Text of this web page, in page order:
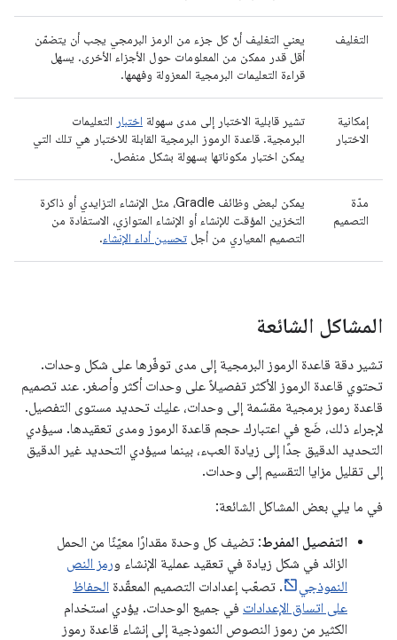
التغليف
يعني التغليف أنّ كل جزء من الرمز البرمجي يجب أن يتضمّن
أقل قدر ممكن من المعلومات حول الأجزاء الأخرى. يسهل
قراءة التعليمات البرمجية المعزولة وفهمها.
إمكانية
الاختبار
تشير قابلية الاختبار إلى مدى سهولة اختبار التعليمات
البرمجية. قاعدة الرموز البرمجية القابلة للاختبار هي تلك التي
يمكن اختبار مكوناتها بسهولة بشكل منفصل.
مدّة
التصميم
يمكن لبعض وظائف Gradle، مثل الإنشاء التزايدي أو ذاكرة
التخزين المؤقت للإنشاء أو الإنشاء المتوازي، الاستفادة من
التصميم المعياري من أجل تحسين أداء الإنشاء.
المشاكل الشائعة
تشير دقة قاعدة الرموز البرمجية إلى مدى توفّرها على شكل وحدات.
تحتوي قاعدة الرموز الأكثر تفصيلاً على وحدات أكثر وأصغر. عند تصميم
قاعدة رموز برمجية مقسّمة إلى وحدات، عليك تحديد مستوى التفصيل.
لإجراء ذلك، ضَع في اعتبارك حجم قاعدة الرموز ومدى تعقيدها. سيؤدي
التحديد الدقيق جدًا إلى زيادة العبء، بينما سيؤدي التحديد غير الدقيق
إلى تقليل مزايا التقسيم إلى وحدات.
في ما يلي بعض المشاكل الشائعة:
التفصيل المفرط: تضيف كل وحدة مقدارًا معيّنًا من الحمل
الزائد في شكل زيادة في تعقيد عملية الإنشاء ورمز النص
النموذجي
. تصعّب إعدادات التصميم المعقّدة الحفاظ
على اتساق الإعدادات في جميع الوحدات. يؤدي استخدام
الكثير من رموز النصوص النموذجية إلى إنشاء قاعدة رموز